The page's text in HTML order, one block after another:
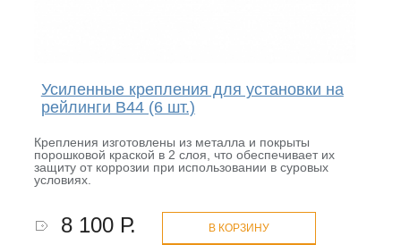
Усиленные крепления для установки на
рейлинги B44 (6 шт.)
Крепления изготовлены из металла и покрыты
порошковой краской в 2 слоя, что обеспечивает их
защиту от коррозии при использовании в суровых
условиях.
8 100 Р. В КОРЗИНУ